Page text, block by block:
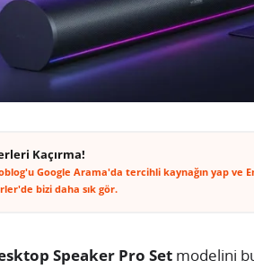
Kaçırma!
Google Arama'da tercihli kaynağın yap ve
bizi daha sık gör.
Speaker Pro Set modelini